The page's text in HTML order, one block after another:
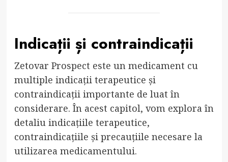
Indicații și contraindicații
Zetovar Prospect este un medicament cu
multiple indicații terapeutice și
contraindicații importante de luat în
considerare. În acest capitol, vom explora în
detaliu indicațiile terapeutice,
contraindicațiile și precauțiile necesare la
utilizarea medicamentului.